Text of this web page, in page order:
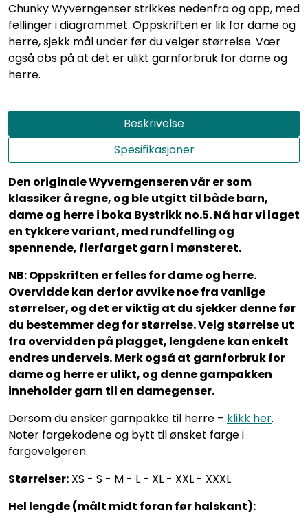
Chunky Wyverngenser strikkes nedenfra og opp, med
fellinger i diagrammet. Oppskriften er lik for dame og
herre, sjekk mål under før du velger størrelse. Vær
også obs på at det er ulikt garnforbruk for dame og
herre.
Beskrivelse
Spesifikasjoner
Den originale Wyverngenseren vår er som
klassiker å regne, og ble utgitt til både barn,
dame og herre i boka Bystrikk no.5. Nå har vi laget
en tykkere variant, med rundfelling og
spennende, flerfarget garn i mønsteret.
NB: Oppskriften er felles for dame og herre.
Overvidde kan derfor avvike noe fra vanlige
størrelser, og det er viktig at du sjekker denne før
du bestemmer deg for størrelse. Velg størrelse ut
fra overvidden på plagget, lengdene kan enkelt
endres underveis. Merk også at garnforbruk for
dame og herre er ulikt, og denne garnpakken
inneholder garn til en damegenser.
Dersom du ønsker garnpakke til herre – klikk her.
Noter fargekodene og bytt til ønsket farge i
fargevelgeren.
Størrelser: XS - S - M - L - XL - XXL - XXXL
Hel lengde (målt midt foran før halskant):